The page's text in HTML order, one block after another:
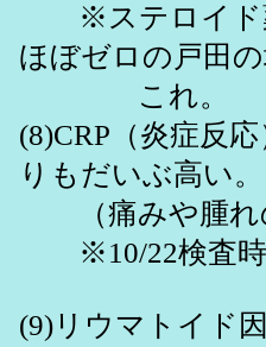
※ステロイド薬
ほぼゼロの戸田
これ。
(8)CRP（炎症反
りもだいぶ高い。
（痛みや腫れ
※10/22検査時
(9)リウマトイド